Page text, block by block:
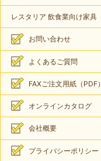
レスタリア 飲食業向け家具
お問い合わせ
よくあるご質問
FAXご注文用紙（PDF）
オンラインカタログ
会社概要
プライバシーポリシー